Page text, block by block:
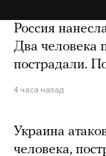
Россия
Два человека
пострадали.
4 часа назад
Украина
человека,